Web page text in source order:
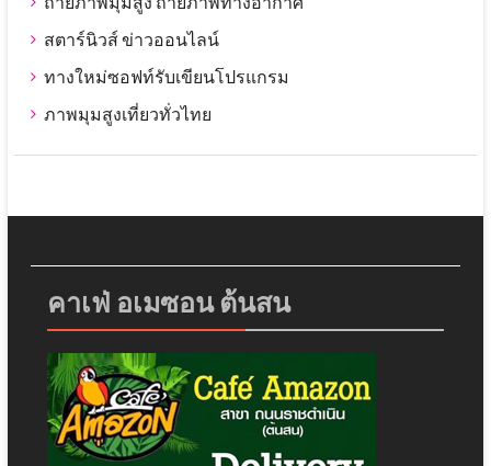
สตาร์นิวส์ ข่าวออนไลน์
ทางใหม่ซอฟท์รับเขียนโปรแกรม
ภาพมุมสูงเที่ยวทั่วไทย
คาเฟ่ อเมซอน ต้นสน